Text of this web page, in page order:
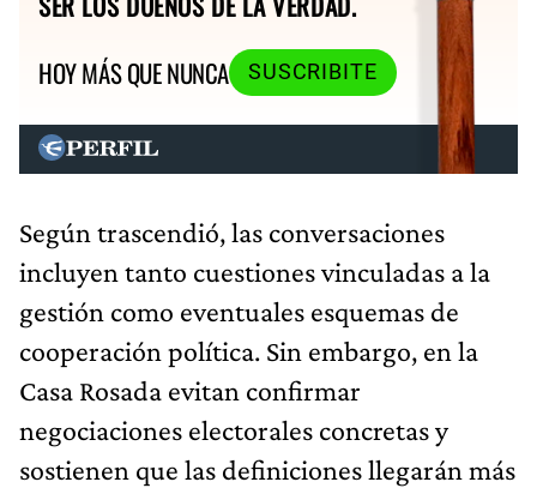
HOY MÁS QUE NUNCA
SUSCRIBITE
Según trascendió, las conversaciones
incluyen tanto cuestiones vinculadas a la
gestión como eventuales esquemas de
cooperación política. Sin embargo, en la
Casa Rosada evitan confirmar
negociaciones electorales concretas y
sostienen que las definiciones llegarán más